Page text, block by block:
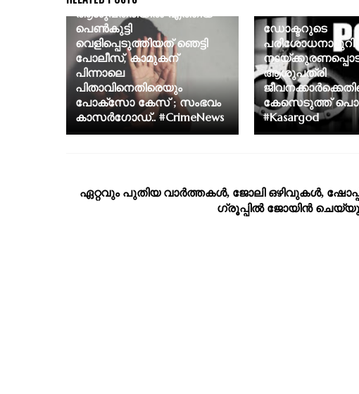
ആശുപത്രിയില്‍ എത്തിയ
പെണ്‍കുട്ടി
വെളിപ്പെടുത്തിയത് ഞെട്ടി
പോലീസ്, കാമുകന്
പിന്നാലെ
പിതാവിനെതിരെയും
പോക്സോ കേസ് ; സംഭവം
കാസര്‍ഗോഡ്‌.. #CrimeNews
ഡോക്ടറുടെ
നായ്ക്കുരണപ്പൊടി
ആശുപത്രി
കേസെടുത്ത്
#Kasargod
ഏറ്റവും പുതിയ വാര്‍ത്തകള്‍, ജോലി ഒഴിവുകള്‍,
ഗ്രൂപ്പില്‍ ജോയിന്‍ ചെയ്യുക